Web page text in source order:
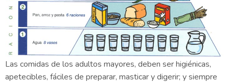
Las comidas de los adultos mayores, deben ser higiénicas,
apetecibles, fáciles de preparar, masticar y digerir; y siempre